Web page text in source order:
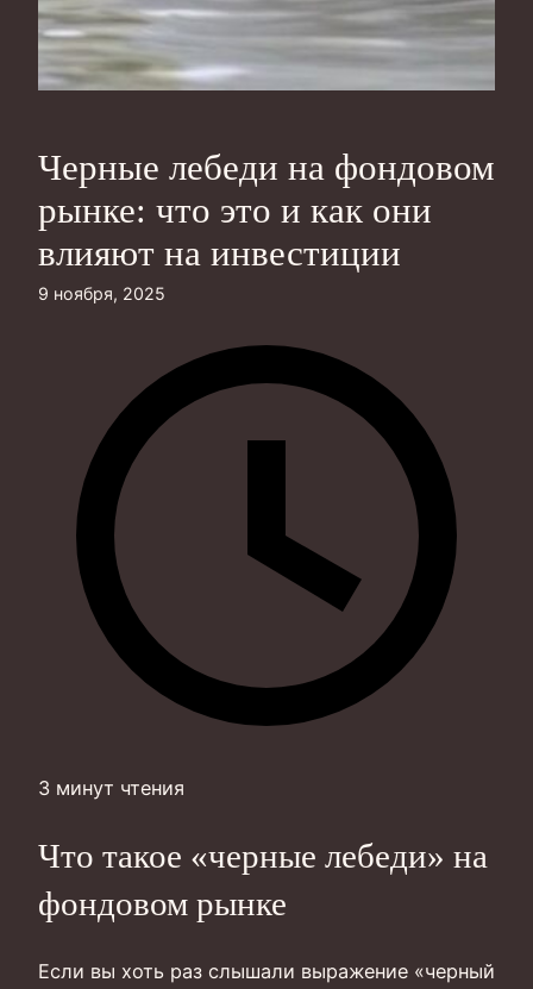
Черные лебеди на фондовом
рынке: что это и как они
влияют на инвестиции
9 ноября, 2025
3 минут чтения
Что такое «черные лебеди» на
фондовом рынке
Если вы хоть раз слышали выражение «черный